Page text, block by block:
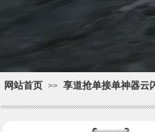
网站首页 >> 享道抢单接单神器云